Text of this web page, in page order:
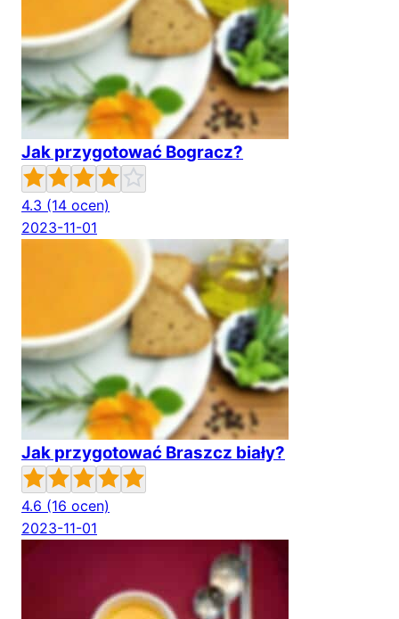
Jak przygotować Bogracz?
4.3 (14 ocen)
2023-11-01
Jak przygotować Braszcz biały?
4.6 (16 ocen)
2023-11-01